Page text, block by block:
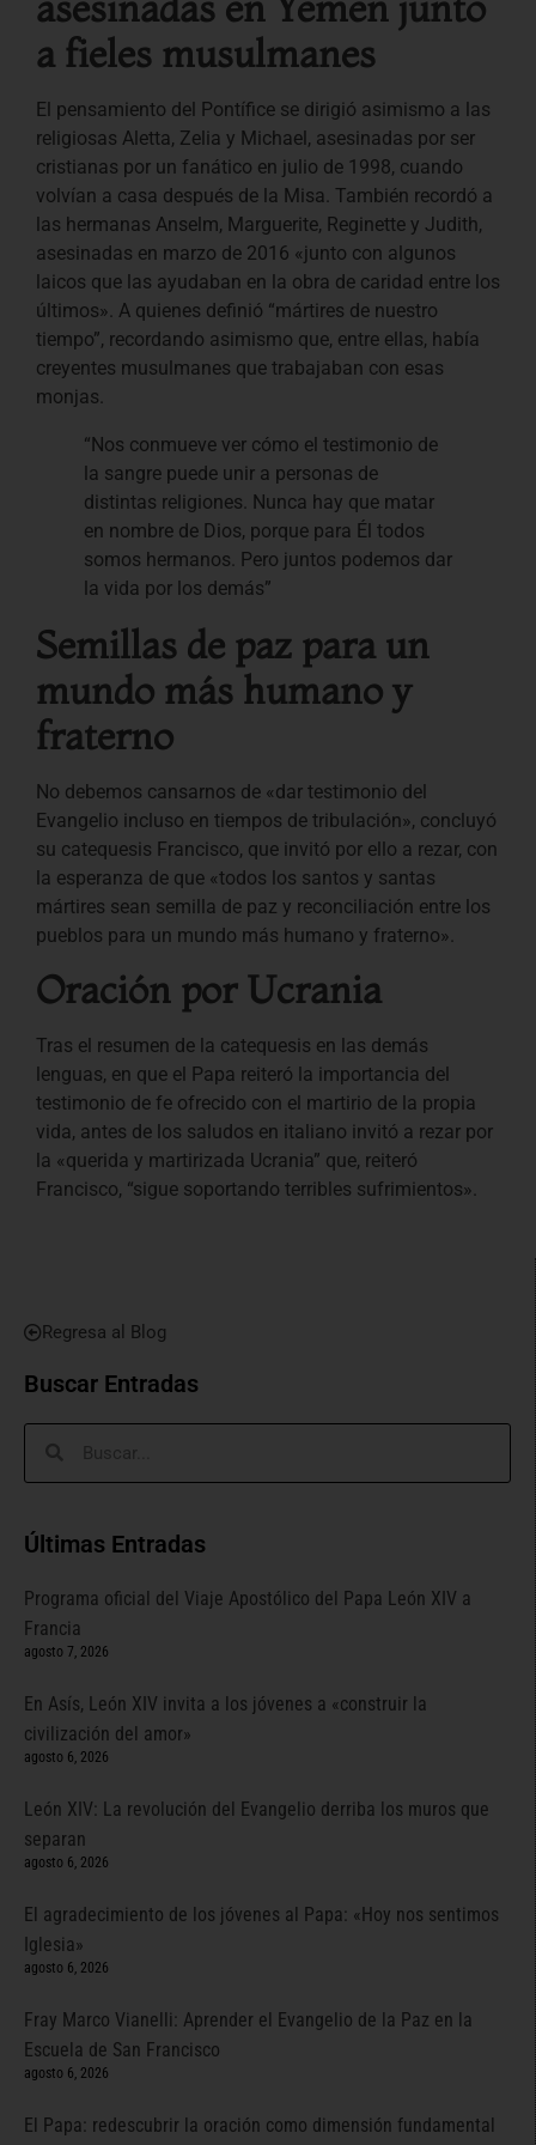
Regresa al Blog
Buscar Entradas
Últimas Entradas
Programa oficial del Viaje Apostólico del Papa León XIV a
Francia
agosto 7, 2026
En Asís, León XIV invita a los jóvenes a «construir la
civilización del amor»
agosto 6, 2026
León XIV: La revolución del Evangelio derriba los muros que
separan
agosto 6, 2026
El agradecimiento de los jóvenes al Papa: «Hoy nos sentimos
Iglesia»
agosto 6, 2026
Fray Marco Vianelli: Aprender el Evangelio de la Paz en la
Escuela de San Francisco
agosto 6, 2026
El Papa: redescubrir la oración como dimensión fundamental
a fieles musulmanes
El pensamiento del Pontífice se dirigió asimismo a las
religiosas Aletta, Zelia y Michael, asesinadas por ser
cristianas por un fanático en julio de 1998, cuando
volvían a casa después de la Misa. También recordó a
las hermanas Anselm, Marguerite, Reginette y Judith,
asesinadas en marzo de 2016 «junto con algunos
laicos que las ayudaban en la obra de caridad entre los
últimos». A quienes definió “mártires de nuestro
tiempo”, recordando asimismo que, entre ellas, había
creyentes musulmanes que trabajaban con esas
monjas.
“Nos conmueve ver cómo el testimonio de
la sangre puede unir a personas de
distintas religiones. Nunca hay que matar
en nombre de Dios, porque para Él todos
somos hermanos. Pero juntos podemos dar
la vida por los demás”
Semillas de paz para un
mundo más humano y
fraterno
No debemos cansarnos de «dar testimonio del
Evangelio incluso en tiempos de tribulación», concluyó
su catequesis Francisco, que invitó por ello a rezar, con
la esperanza de que «todos los santos y santas
mártires sean semilla de paz y reconciliación entre los
pueblos para un mundo más humano y fraterno».
Oración por Ucrania
Tras el resumen de la catequesis en las demás
lenguas, en que el Papa reiteró la importancia del
testimonio de fe ofrecido con el martirio de la propia
vida, antes de los saludos en italiano invitó a rezar por
la «querida y martirizada Ucrania” que, reiteró
Francisco, “sigue soportando terribles sufrimientos».